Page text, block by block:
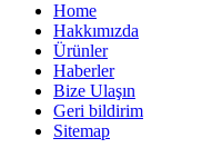
Home
Hakkımızda
Ürünler
Haberler
Bize Ulaşın
Geri bildirim
Sitemap